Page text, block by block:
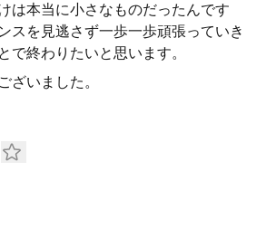
は本当に小さなものだったんです
スを見逃さず一歩一歩頑張っていき
で終わりたいと思います。
ざいました。